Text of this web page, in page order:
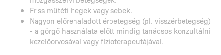
Friss műtéti hegek vagy sebek.
Nagyon előrehaladott érbetegség (pl. visszérbetegség)
- a görgő használata előtt mindig tanácsos konzultálni
kezelőorvosával vagy fizioterapeutájával.